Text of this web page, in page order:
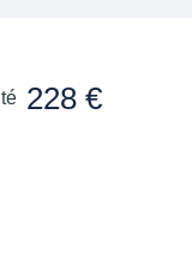
228 €